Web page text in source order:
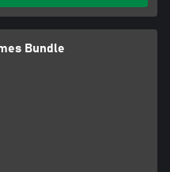
Bundle